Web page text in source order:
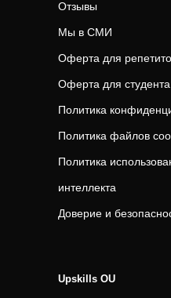
Отзывы
Мы в СМИ
Оферта для
Оферта для студента
Политика
Политика файлов
Политика
интеллекта
Доверие и
Upskills OU